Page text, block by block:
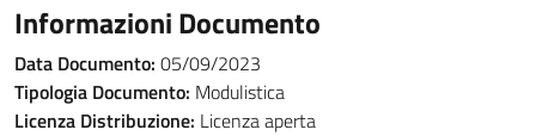
Informazioni Documento
Data Documento: 05/09/2023
Tipologia Documento: Modulistica
Licenza Distribuzione: Licenza aperta